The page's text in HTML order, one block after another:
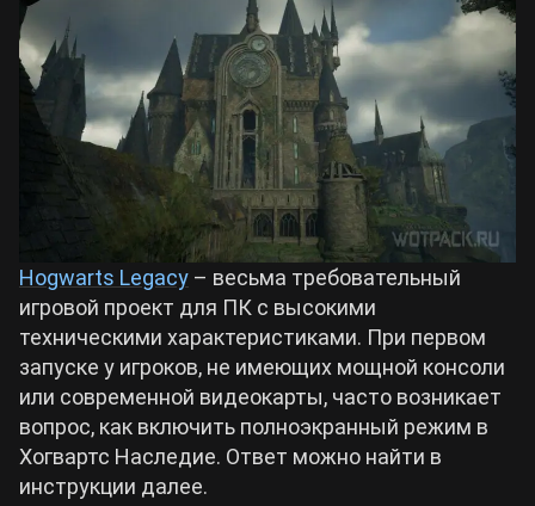
Crimson Desert
Zenless Zone Zero
Kingdom Come: Deliverance 2
Path of Exile 2
Wuthering Waves
Roblox
Билды Arknights: Endfield
Билды Wuthering Waves
Билды Cyberpunk 2077
Билды Path of Exile 2
Hogwarts Legacy – весьма требовательный
игровой проект для ПК с высокими
техническими характеристиками. При первом
запуске у игроков, не имеющих мощной консоли
или современной видеокарты, часто возникает
вопрос, как включить полноэкранный режим в
Хогвартс Наследие. Ответ можно найти в
инструкции далее.